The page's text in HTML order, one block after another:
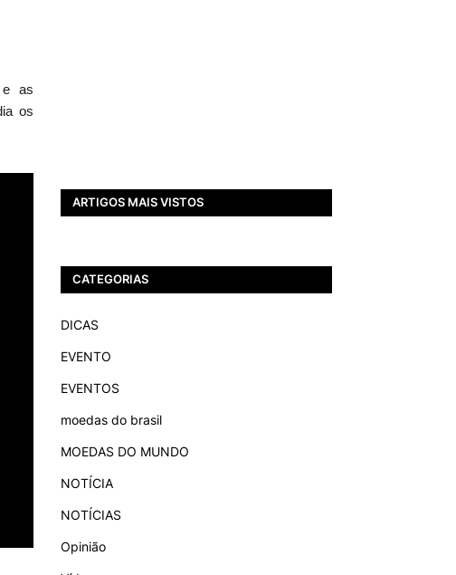
e as
os
ARTIGOS MAIS VISTOS
CATEGORIAS
DICAS
EVENTO
EVENTOS
moedas do brasil
MOEDAS DO MUNDO
NOTÍCIA
NOTÍCIAS
Opinião